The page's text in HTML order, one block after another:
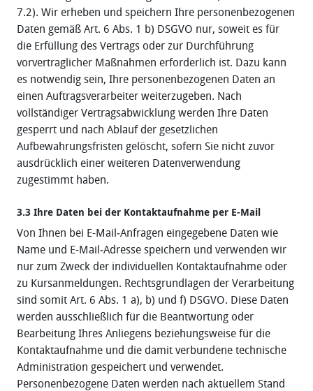
7.2). Wir erheben und speichern Ihre personenbezogenen
Daten gemäß Art. 6 Abs. 1 b) DSGVO nur, soweit es für
die Erfüllung des Vertrags oder zur Durchführung
vorvertraglicher Maßnahmen erforderlich ist. Dazu kann
es notwendig sein, Ihre personenbezogenen Daten an
einen Auftragsverarbeiter weiterzugeben. Nach
vollständiger Vertragsabwicklung werden Ihre Daten
gesperrt und nach Ablauf der gesetzlichen
Aufbewahrungsfristen gelöscht, sofern Sie nicht zuvor
ausdrücklich einer weiteren Datenverwendung
zugestimmt haben.
3.3 Ihre Daten bei der Kontaktaufnahme per E-Mail
Von Ihnen bei E-Mail‐Anfragen eingegebene Daten wie
Name und E-Mail‐Adresse speichern und verwenden wir
nur zum Zweck der individuellen Kontaktaufnahme oder
zu Kursanmeldungen. Rechtsgrundlagen der Verarbeitung
sind somit Art. 6 Abs. 1 a), b) und f) DSGVO. Diese Daten
werden ausschließlich für die Beantwortung oder
Bearbeitung Ihres Anliegens beziehungsweise für die
Kontaktaufnahme und die damit verbundene technische
Administration gespeichert und verwendet.
Personenbezogene Daten werden nach aktuellem Stand